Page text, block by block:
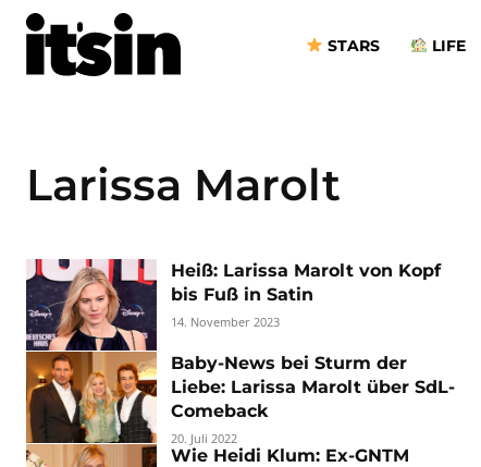
STARS LIFE
Larissa Marolt
Heiß: Larissa Marolt von Kopf
bis Fuß in Satin
14. November 2023
Baby-News bei Sturm der
Liebe: Larissa Marolt über SdL-
Comeback
20. Juli 2022
Wie Heidi Klum: Ex-GNTM